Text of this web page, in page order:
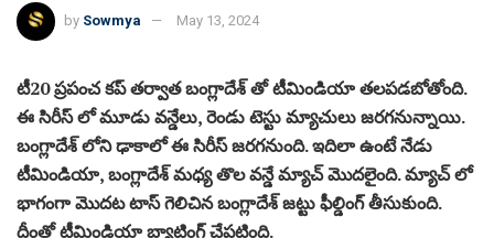
by Sowmya May 13, 2024
టీ20 ప్రపంచ కప్ తర్వాత బంగ్లాదేశ్ తో టీమిండియా తలపడబోతోంది.
ఈ సిరీస్ లో మూడు వన్డేలు, రెండు టెస్టు మ్యాచులు జరగనున్నాయి.
బంగ్లాదేశ్ లోని ఢాకాలో ఈ సిరీస్ జరగనుంది. ఇదిలా ఉంటే నేడు
టీమిండియా, బంగ్లాదేశ్ మధ్య తొల వన్డే మ్యాచ్ మొదలైంది. మ్యాచ్ లో
భాగంగా మొదట టాస్ గెలిచిన బంగ్లాదేశ్ జట్టు ఫీల్డింగ్ తీసుకుంది.
దీంతో టీమిండియా బ్యాటింగ్ చేపట్టింది.